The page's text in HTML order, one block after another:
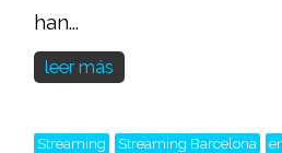
han...
leer más
Streaming Streaming Barcelona